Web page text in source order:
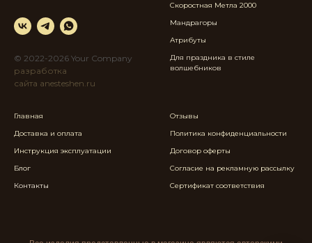
© 2022-2026 Your Company
разработка
сайта anesteshen.ru
Скоростная Метла 2000
Мандрагоры
Атрибуты
Для праздника в стиле
волшебников
Главная
Доставка и оплата
Инструкция эксплуатации
Блог
Контакты
Отзывы
Политика конфиденциальности
Договор оферты
Согласие на рекламную рассылку
Сертификат соответствия